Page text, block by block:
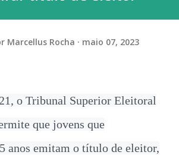
hoje, a ignorância deixou de ser um álibi.
clima era um mistério insondável, no
inteligência climática de ponta (por
Marcellus Rocha maio 07, 2023
o Tribunal Superior Eleitoral
que jovens que
anos emitam o título de eleitor,